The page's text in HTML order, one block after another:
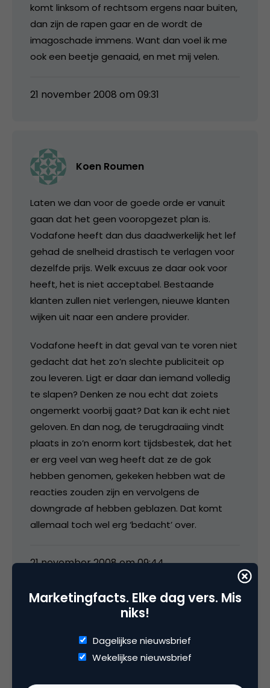
komt linksom of rechtsom ergens naar buiten,
dan zijn de rapen gaar en de wordt de
imagoschade immens. Want dan voel ik me
ook een beetje genaaid, en met mij velen.
21 november 2008 om 09:31
Koen Roumen
Laten we dan voor de goede orde er vanuit
gaan dat het geen vooropgezet plan is.
Vodafone heeft dan dus daadwerkelijk het lef
gehad de snelheid drastisch te verlagen voor
dezelfde prijs. Welk excuus ze daar ook voor
heeft, het is niet acceptabel. Bestaande
klanten zullen niet verlengen, nieuwe klanten
wijken uit naar een andere provider.
Vodafone heeft in dat geval van te voren niet
gedacht dat het zo’n slechte publiciteit op
zou leveren. Ligt er daar dan iemand volledig
te slapen? Denken ze nou echt dat zoiets
ongemerkt voorbij gaat? Dat kan ik echt niet
geloven. En dan nog, de terugdraaiing vindt
plaats in zo’n enorm kort tijdsbestek, dat het
er erg veel van weg heeft dat ze de gok
hebben genomen, gekeken hebben wat de
reacties zouden zijn en vervolgens de
downgrade af hebben geblazen. Dat komt
allemaal toch wel erg ‘bedacht’ over.
21 november 2008 om 09:44
roemen
Marketingfacts. Elke dag vers. Mis
niks!
Dagelijkse nieuwsbrief
Wekelijkse nieuwsbrief